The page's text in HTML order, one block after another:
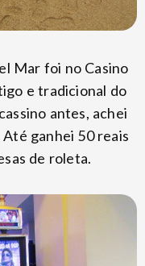
Mar foi no Casino
e tradicional do
antes, achei
ganhei 50 reais
de roleta.